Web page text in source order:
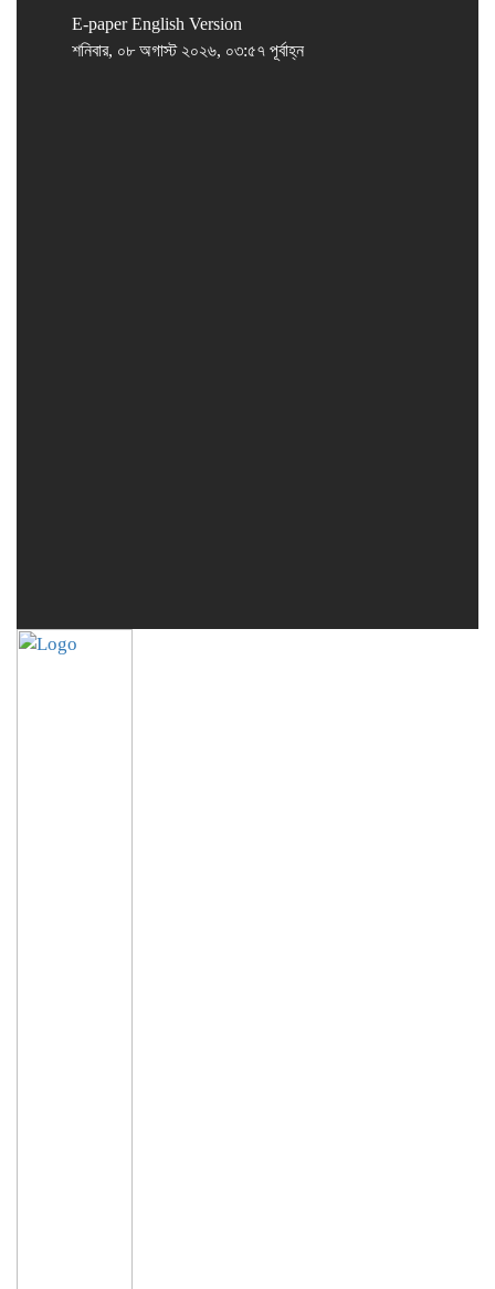
E-paper English Version
শনিবার, ০৮ অগাস্ট ২০২৬, ০৩:৫৭ পূর্বাহ্ন